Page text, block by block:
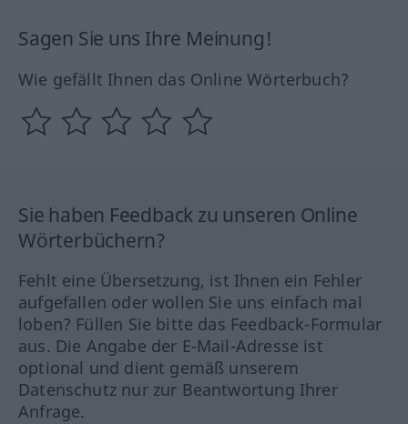
Sagen Sie uns Ihre Meinung!
Wie gefällt Ihnen das Online Wörterbuch?
Sie haben Feedback zu unseren Online
Wörterbüchern?
Fehlt eine Übersetzung, ist Ihnen ein Fehler
aufgefallen oder wollen Sie uns einfach mal
loben? Füllen Sie bitte das Feedback-Formular
aus. Die Angabe der E-Mail-Adresse ist
optional und dient gemäß unserem
Datenschutz nur zur Beantwortung Ihrer
Anfrage.